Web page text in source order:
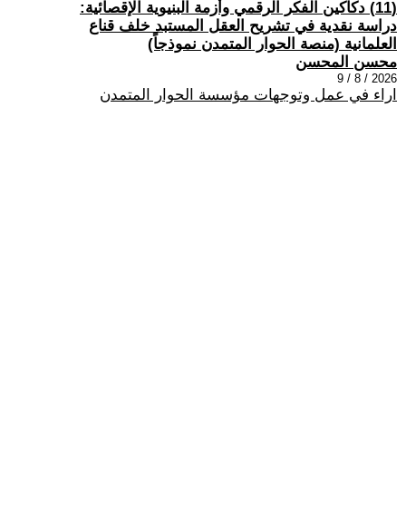
(11) دكاكين الفكر الرقمي وأزمة البنيوية الإقصائية:
دراسة نقدية في تشريح العقل المستبد خلف قناع
العلمانية (منصة الحوار المتمدن نموذجاً)
محسن المحسن
2026 / 8 / 9
اراء في عمل وتوجهات مؤسسة الحوار المتمدن